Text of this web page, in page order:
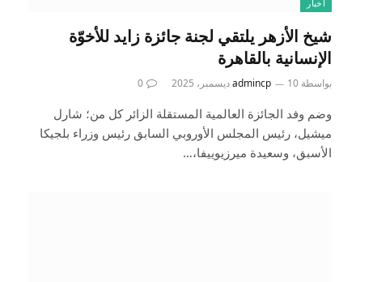
أخبار
شيخ الأزهر يلتقي لجنة جائزة زايد للأخوّة
الإنسانية بالقاهرة
بواسطة admincp 10 ديسمبر، 2025 0
وضم وفد الجائزة العالمية المستقلة الزائر كل من؛ شارل
ميشيل، رئيس المجلس الأوروبي السابق رئيس وزراء بلجيكا
الأسبق، وسعيدة ميرزيوييفا،…